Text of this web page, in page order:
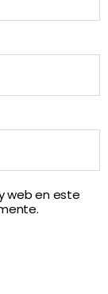
web en este